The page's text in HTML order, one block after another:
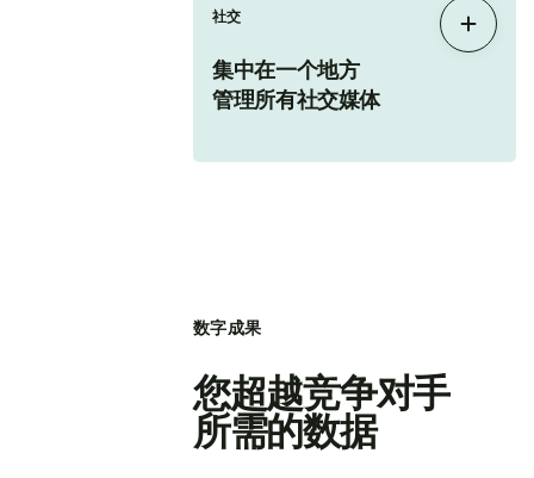
社交
集中在一个地方
管理所有社交媒体
展开
数字成果
您超越竞争对手
所需的数据